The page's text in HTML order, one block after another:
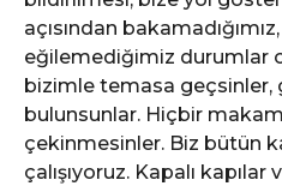
açısından
eğilemediğimiz durumlar
bizimle temasa geçsinler,
bulunsunlar. Hiçbir
çekinmesinler. Biz bütün
çalışıyoruz. Kapalı kapılar